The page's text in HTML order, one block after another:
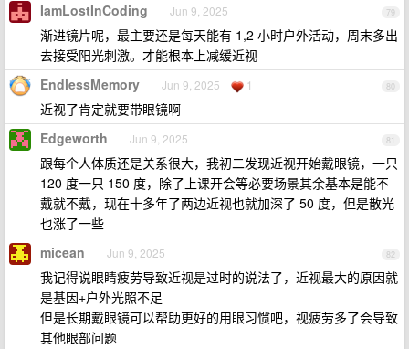
79
IamLostInCoding Jun 9, 2025
渐进镜片呢，最主要还是每天能有 1,2 小时户外活动，周末多出
去接受阳光刺激。才能根本上减缓近视
80
EndlessMemory Jun 9, 2025 1
近视了肯定就要带眼镜啊
81
Edgeworth Jun 9, 2025
跟每个人体质还是关系很大，我初二发现近视开始戴眼镜，一只
120 度一只 150 度，除了上课开会等必要场景其余基本是能不
戴就不戴，现在十多年了两边近视也就加深了 50 度，但是散光
也涨了一些
82
micean Jun 9, 2025
我记得说眼睛疲劳导致近视是过时的说法了，近视最大的原因就
是基因+户外光照不足
但是长期戴眼镜可以帮助更好的用眼习惯吧，视疲劳多了会导致
其他眼部问题